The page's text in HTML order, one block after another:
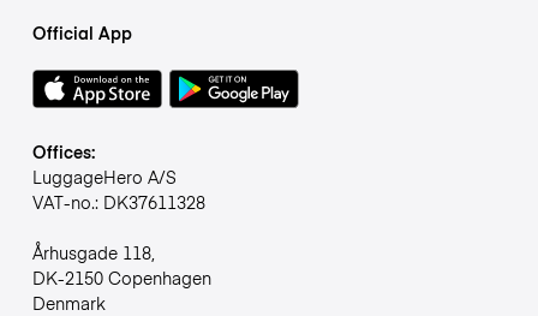
Official App
Offices:
LuggageHero A/S
VAT-no.: DK37611328
Århusgade 118,
DK-2150 Copenhagen
Denmark